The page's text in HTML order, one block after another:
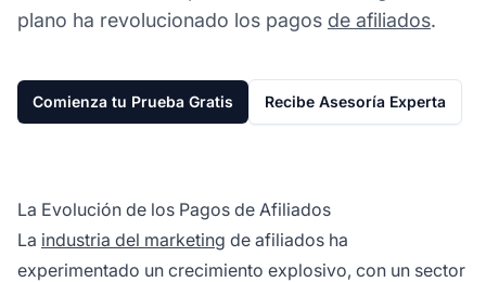
plano ha revolucionado los pagos de afiliados.
Comienza tu Prueba Gratis Recibe Asesoría Experta
La Evolución de los Pagos de Afiliados
La industria del marketing de afiliados ha
experimentado un crecimiento explosivo, con un sector